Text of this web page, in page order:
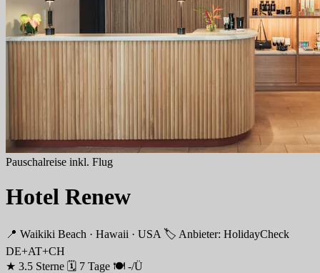
Pauschalreise inkl. Flug
Hotel Renew
📍 Waikiki Beach · Hawaii · USA 🏷 Anbieter: HolidayCheck
DE+AT+CH
★ 3.5 Sterne 🗓 7 Tage 🍽 -/Ü